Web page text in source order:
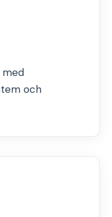
med
och